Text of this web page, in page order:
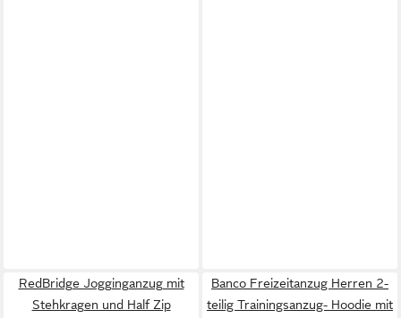
RedBridge Jogginganzug mit
Stehkragen und Half Zip
Banco Freizeitanzug Herren 2-
teilig Trainingsanzug- Hoodie mit